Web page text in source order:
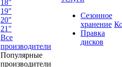
18"
19"
20"
21"
Все
производители
Популярные
производители
Сезонное
хранение
Правка
дисков